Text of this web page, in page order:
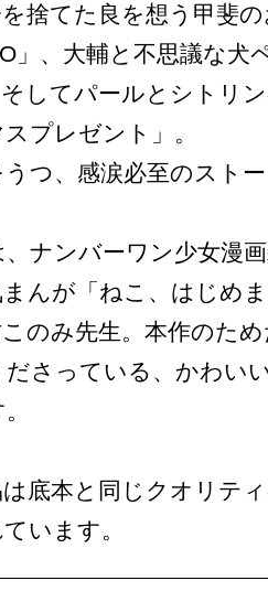
捨てた良を想う甲斐
」、大輔と不思議な犬
そしてパールとシトリ
スプレゼント」。
つ、感涙必至のスト
ナンバーワン少女漫
んが「ねこ、はじめ
のみ先生。本作のた
さっている、かわい
底本と同じクオリテ
います。